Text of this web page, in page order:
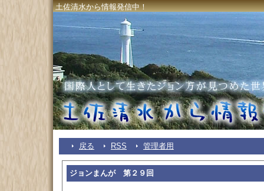
土佐清水から情報発信中！
戻る RSS 管理者用
ジョンまんが 第２９回